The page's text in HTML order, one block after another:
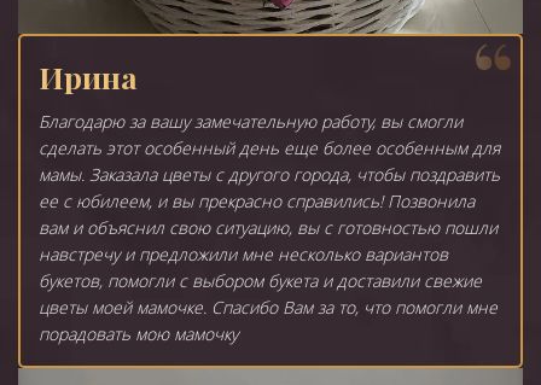
Ирина
Благодарю за вашу замечательную работу, вы смогли
сделать этот особенный день еще более особенным для
мамы. Заказала цветы с другого города, чтобы поздравить
ее с юбилеем, и вы прекрасно справились! Позвонила
вам и объяснил свою ситуацию, вы с готовностью пошли
навстречу и предложили мне несколько вариантов
букетов, помогли с выбором букета и доставили свежие
цветы моей мамочке. Спасибо Вам за то, что помогли мне
порадовать мою мамочку